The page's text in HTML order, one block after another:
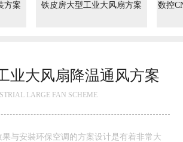
方案 铁皮房大型工业大风扇方案 数控
业大风扇方案
LARGE FAN SCHEME
玩具厂降温水帘风机降温方